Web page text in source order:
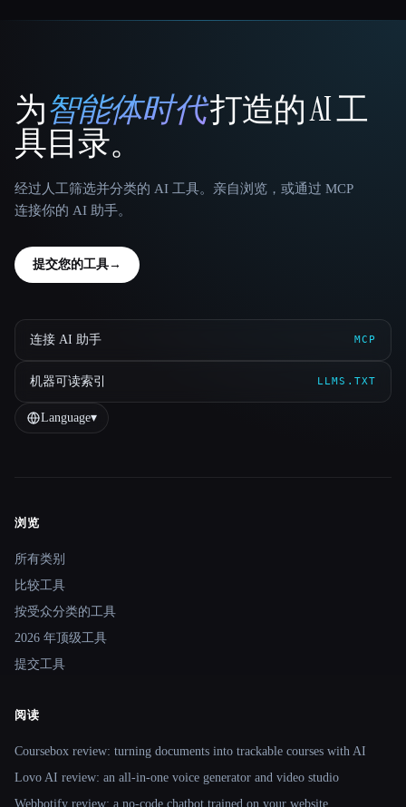
That AI Collection
为智能体时代打造的 AI 工
具目录。
经过人工筛选并分类的 AI 工具。亲自浏览，或通过 MCP
连接你的 AI 助手。
提交您的工具→
连接 AI 助手 MCP
机器可读索引 LLMS.TXT
Language▾
Site navigation
浏览
所有类别
比较工具
按受众分类的工具
2026 年顶级工具
提交工具
阅读
Coursebox review: turning documents into trackable courses with AI
Lovo AI review: an all-in-one voice generator and video studio
Webbotify review: a no-code chatbot trained on your website